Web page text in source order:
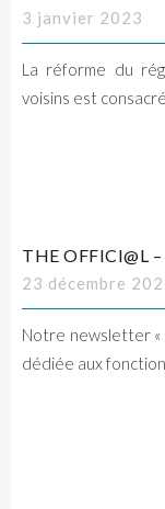
3 janvier 2023
La réforme du
voisins est
THE OFFICI@L
23 décembre
Notre newsletter «
dédiée aux